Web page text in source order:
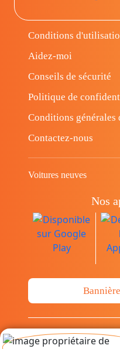
Conditions
Aidez-moi
Conseils de sécurité
Politique de
Conditions générales
Contactez-nous
Voitures neuves
Nos
© Copyright 2014-